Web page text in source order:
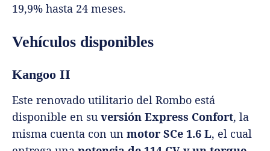
19,9% hasta 24 meses.
Vehículos disponibles
Kangoo II
Este renovado utilitario del Rombo está
disponible en su versión Express Confort, la
misma cuenta con un motor SCe 1.6 L, el cual